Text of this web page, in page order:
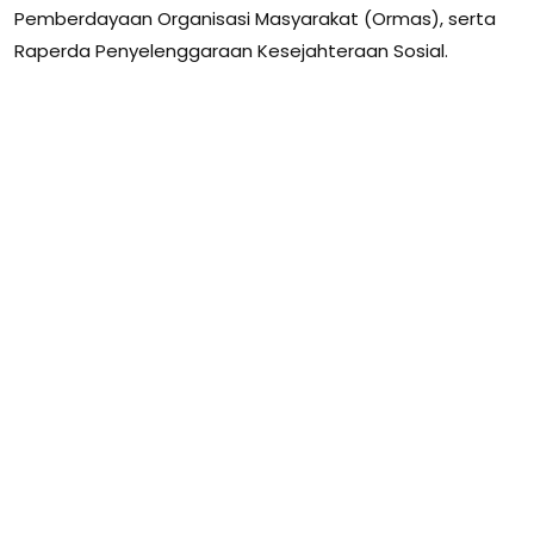
Pemberdayaan Organisasi Masyarakat (Ormas), serta
Raperda Penyelenggaraan Kesejahteraan Sosial.